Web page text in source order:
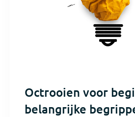
Octrooien voor
belangrijke